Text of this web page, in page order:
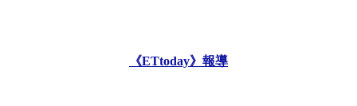
《ETtoday》報導